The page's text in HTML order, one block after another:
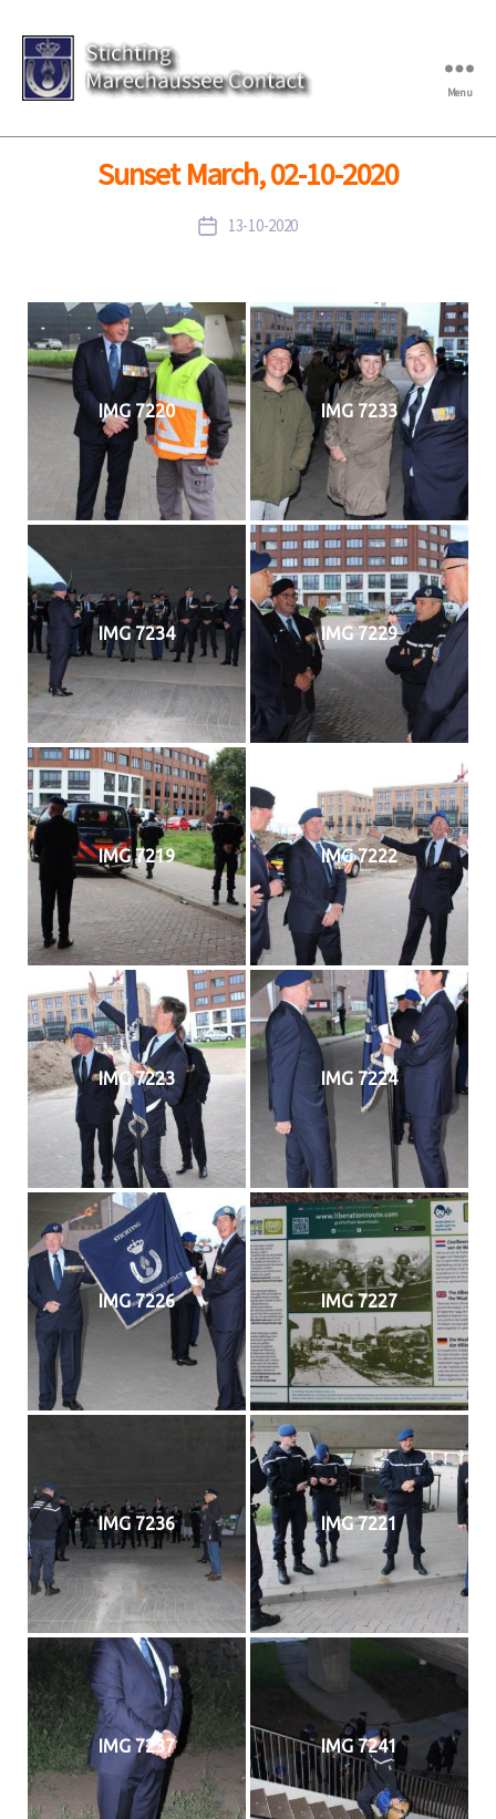
Marechaussee
Menu
Sunset March, 02-10-2020
Berichtdatum
13-10-2020
IMG 7220 IMG 7233
IMG 7234 IMG 7229
IMG 7219 IMG 7222
IMG 7223 IMG 7224
IMG 7226 IMG 7227
IMG 7236 IMG 7221
IMG 7237 IMG 7241